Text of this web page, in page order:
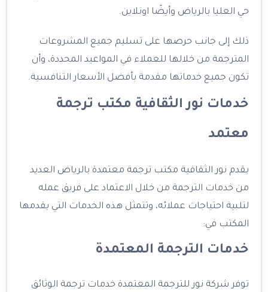
حي العليا بالرياض وأيضًا اونلاين.
ذلك إلى جانب حرصها على تسليم جميع المشروعات
المترجمة من خلالها للعملاء في المواعيد المحددة، وأن
تكون جميع خدماتها مقدمة بأفضل الأسعار التنافسية.
خدمات نور الثقافية مكتب ترجمة
معتمد
يقدم نور الثقافية مكتب ترجمة معتمدة بالرياض العديد
من خدمات الترجمة من خلال الاعتماد على فريق عمله
لتلبية احتياجات عملائه، وتتمثل هذه الخدمات التي يقدمها
المكتب في:
خدمات الترجمة المعتمدة
توفر شركة نور للترجمة المعتمدة خدمات ترجمة الوثائق